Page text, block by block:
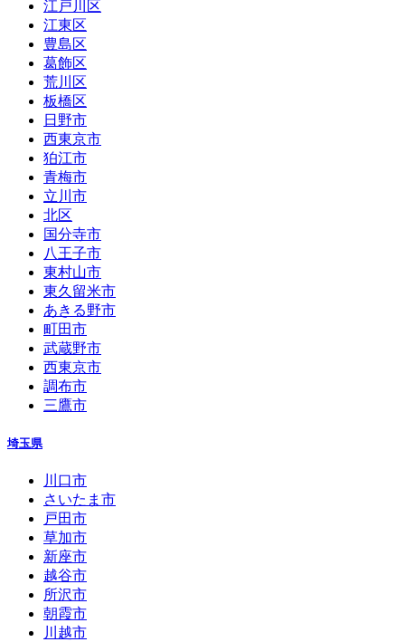
江戸川区
江東区
豊島区
葛飾区
荒川区
板橋区
日野市
西東京市
狛江市
青梅市
立川市
北区
国分寺市
八王子市
東村山市
東久留米市
あきる野市
町田市
武蔵野市
西東京市
調布市
三鷹市
埼玉県
川口市
さいたま市
戸田市
草加市
新座市
越谷市
所沢市
朝霞市
川越市